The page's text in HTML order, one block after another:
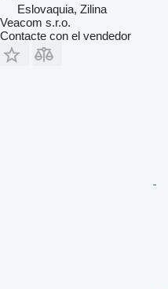
Eslovaquia, Zilina
Veacom s.r.o.
Contacte con el vendedor